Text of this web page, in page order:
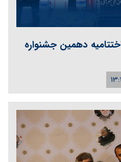
دهمین جشنواره